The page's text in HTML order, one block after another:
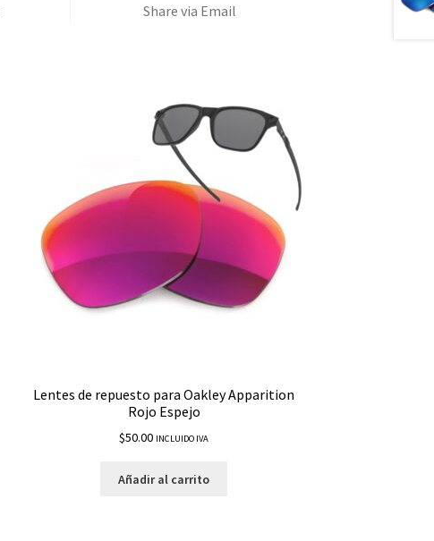
Share via Email
Lentes de repuesto para Oakley Apparition
Rojo Espejo
$50.00 INCLUIDO IVA
Añadir al carrito